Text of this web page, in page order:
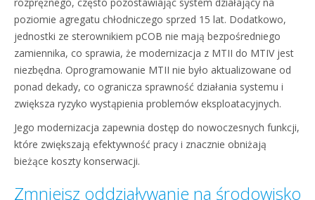
rozprężnego, często pozostawiając system działający na
poziomie agregatu chłodniczego sprzed 15 lat. Dodatkowo,
jednostki ze sterownikiem pCOB nie mają bezpośredniego
zamiennika, co sprawia, że modernizacja z MTII do MTIV jest
niezbędna. Oprogramowanie MTII nie było aktualizowane od
ponad dekady, co ogranicza sprawność działania systemu i
zwiększa ryzyko wystąpienia problemów eksploatacyjnych.
Jego modernizacja zapewnia dostęp do nowoczesnych funkcji,
które zwiększają efektywność pracy i znacznie obniżają
bieżące koszty konserwacji.
Zmniejsz oddziaływanie na środowisko